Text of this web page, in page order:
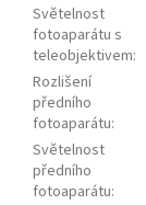
Světelnost
fotoaparátu s
teleobjektivem:
Rozlišení
předního
fotoaparátu:
Světelnost
předního
fotoaparátu: